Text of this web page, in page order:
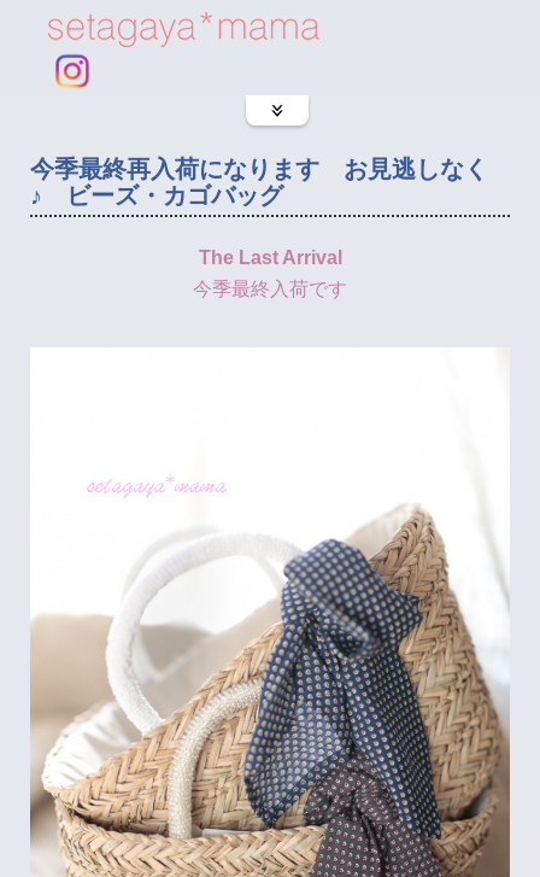
今季最終再入荷になります お見逃しなく
♪ ビーズ・カゴバッグ
The Last Arrival
今季最終入荷です